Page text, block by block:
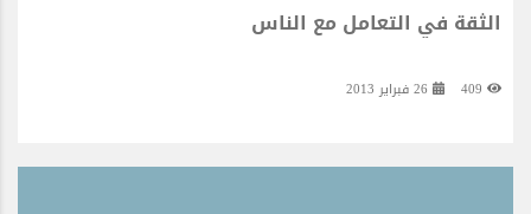
الثقة في التعامل مع الناس